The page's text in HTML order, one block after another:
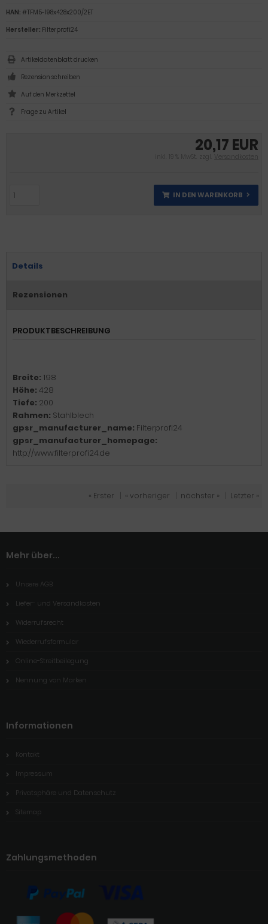
20,17 EUR
inkl. 19 % MwSt. zzgl. Versandkosten
IN DEN WARENKORB
HAN: #TFM5-198x428x200/2ET
Hersteller: Filterprofi24
Artikeldatenblatt drucken
Rezension schreiben
Frage zu Artikel
Details
Rezensionen
PRODUKTBESCHREIBUNG
Breite: 198
Höhe: 428
Tiefe: 200
Rahmen: Stahlblech
gpsr_manufacturer_name: Filterprofi24
gpsr_manufacturer_homepage:
http://www.filterprofi24.de
« Erster « vorheriger nächster » Letzter »
Mehr über...
Unsere AGB
Liefer- und Versandkosten
Widerrufsrecht
Wiederrufsformular
Online-Streitbeilegung
Nennung von Marken
Informationen
Kontakt
Impressum
Privatsphäre und Datenschutz
Sitemap
Zahlungsmethoden